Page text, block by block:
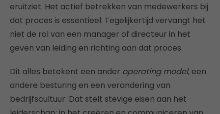
eruitziet. Het actief betrekken van medewerkers bij
dat proces is essentieel. Tegelijkertijd vervangt het
niet de rol van een manager of directeur in het
geven van leiding en richting aan dat proces.
Dit alles betekent een ander operating model, een
andere besturing en een verandering van
bedrijfscultuur. Dat stelt stevige eisen aan het